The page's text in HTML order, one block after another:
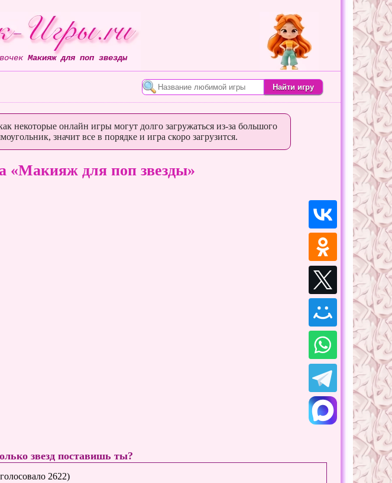
Макияж для поп звезды
некоторые онлайн игры могут долго загружаться из-за большого
значит все в порядке и игра скоро загрузится.
«Макияж для поп звезды»
звезд поставишь ты?
2622)